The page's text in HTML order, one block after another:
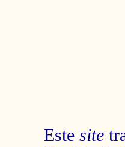
Este site